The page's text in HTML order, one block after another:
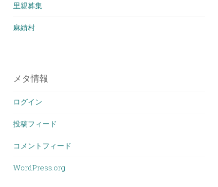
里親募集
麻績村
メタ情報
ログイン
投稿フィード
コメントフィード
WordPress.org